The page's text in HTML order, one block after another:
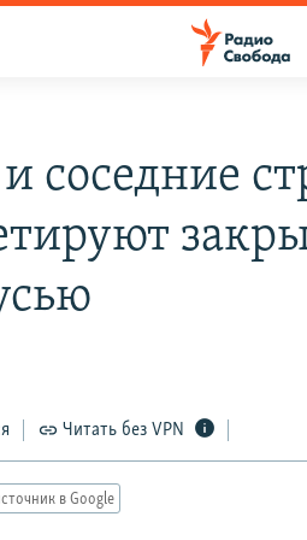
соседние
Читать без VPN
в Google